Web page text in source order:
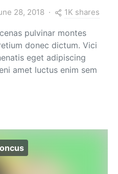
28, 2018 1K shares
pulvinar montes
donec dictum. Vici
eget adipiscing
amet luctus enim sem